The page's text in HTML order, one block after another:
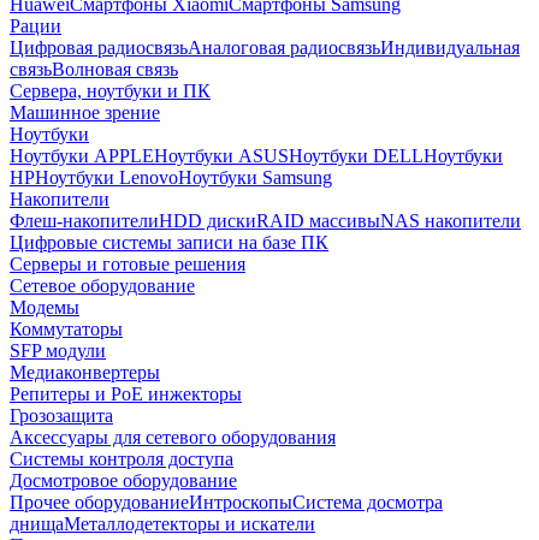
HuaweiСмартфоны XiaomiСмартфоны Samsung
Рации
Цифровая радиосвязьАналоговая радиосвязьИндивидуальная
связьВолновая связь
Сервера, ноутбуки и ПК
Машинное зрение
Ноутбуки
Ноутбуки APPLEНоутбуки ASUSНоутбуки DELLНоутбуки
HPНоутбуки LenovoНоутбуки Samsung
Накопители
Флеш-накопителиHDD дискиRAID массивыNAS накопители
Цифровые системы записи на базе ПК
Серверы и готовые решения
Сетевое оборудование
Модемы
Коммутаторы
SFP модули
Медиаконвертеры
Репитеры и PoE инжекторы
Грозозащита
Аксессуары для сетевого оборудования
Системы контроля доступа
Досмотровое оборудование
Прочее оборудованиеИнтроскопыСистема досмотра
днищаМеталлодетекторы и искатели